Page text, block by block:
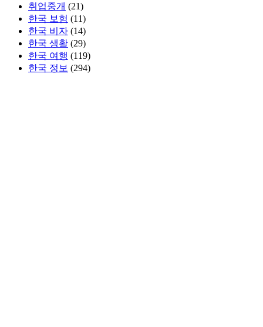
취업중개 (21)
한국 보험 (11)
한국 비자 (14)
한국 생활 (29)
한국 여행 (119)
한국 정보 (294)